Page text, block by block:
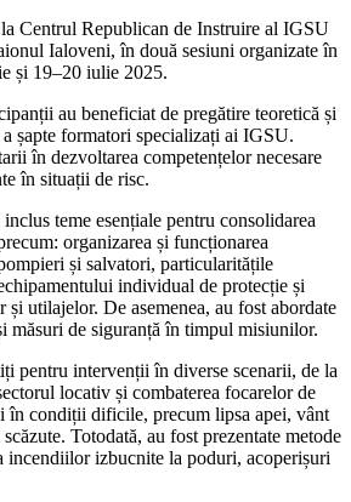
Centrul Republican de Instruire al IGSU
Ialoveni, în două sesiuni organizate în
și 19–20 iulie 2025.
au beneficiat de pregătire teoretică și
șapte formatori specializați ai IGSU.
în dezvoltarea competențelor necesare
în situații de risc.
teme esențiale pentru consolidarea
organizarea și funcționarea
și salvatori, particularitățile
individual de protecție și
și utilajelor. De asemenea, au fost abordate
măsuri de siguranță în timpul misiunilor.
pentru intervenții în diverse scenarii, de la
locativ și combaterea focarelor de
în condiții dificile, precum lipsa apei, vânt
Totodată, au fost prezentate metode
incendiilor izbucnite la poduri, acoperișuri